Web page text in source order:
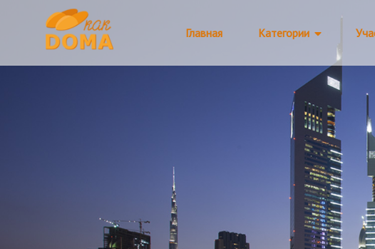
Главная Категории